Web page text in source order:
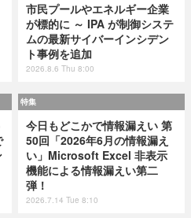
市民プールやエネルギー企業
が標的に ～ IPA が制御システ
ムの最新サイバーインシデン
ト事例を追加
2026.8.6 Thu 8:00
特集
今日もどこかで情報漏えい 第
50回「2026年6月の情報漏え
い」Microsoft Excel 非表示
機能による情報漏えい第二
弾！
2026.7.14 Tue 8:10